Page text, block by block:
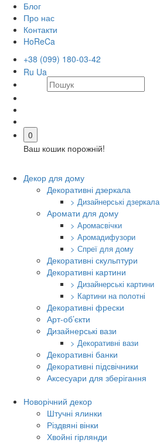
Блог
Про нас
Контакти
HoReCa
+38 (099) 180-03-42
Ru Ua
0
Ваш кошик порожній!
Декор для дому
Декоративні дзеркала
> Дизайнерські дзеркала
Аромати для дому
> Аромасвічки
> Аромадифузори
> Спреї для дому
Декоративні скульптури
Декоративні картини
> Дизайнерські картини
> Картини на полотні
Декоративні фрески
Арт-об’єкти
Дизайнерські вази
> Декоративні вази
Декоративні банки
Декоративні підсвічники
Аксесуари для зберігання
Новорічний декор
Штучні ялинки
Різдвяні вінки
Хвойні гірлянди